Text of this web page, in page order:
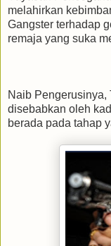
melahirkan
Gangster terhadap
remaja yang suka
Naib Pengerusinya,
disebabkan oleh
berada pada tahap